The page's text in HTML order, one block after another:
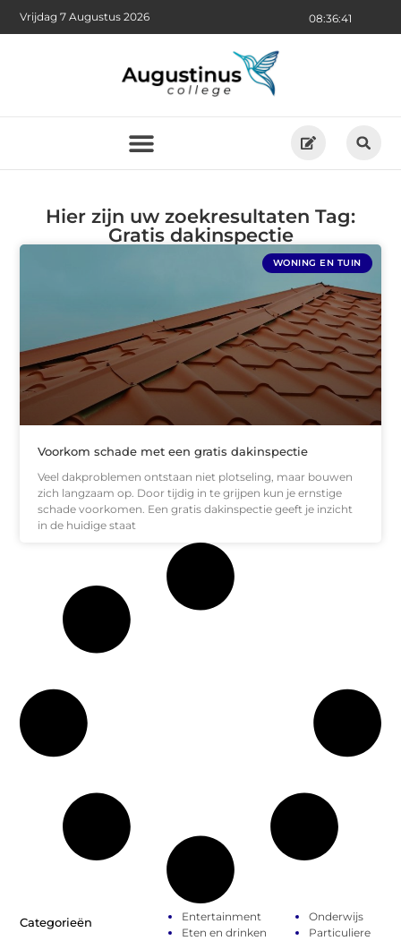
08:36:42
Vrijdag 7 Augustus 2026
Hier zijn uw zoekresultaten Tag:
Gratis dakinspectie
WONING EN TUIN
Voorkom schade met een gratis dakinspectie
Veel dakproblemen ontstaan niet plotseling, maar bouwen
zich langzaam op. Door tijdig in te grijpen kun je ernstige
schade voorkomen. Een gratis dakinspectie geeft je inzicht
in de huidige staat
Categorieën
Entertainment
Eten en drinken
Onderwijs
Particuliere